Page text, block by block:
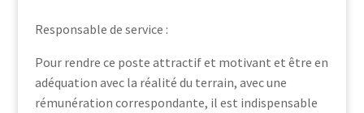
Responsable de service :
Pour rendre ce poste attractif et motivant et être en
adéquation avec la réalité du terrain, avec une
rémunération correspondante, il est indispensable